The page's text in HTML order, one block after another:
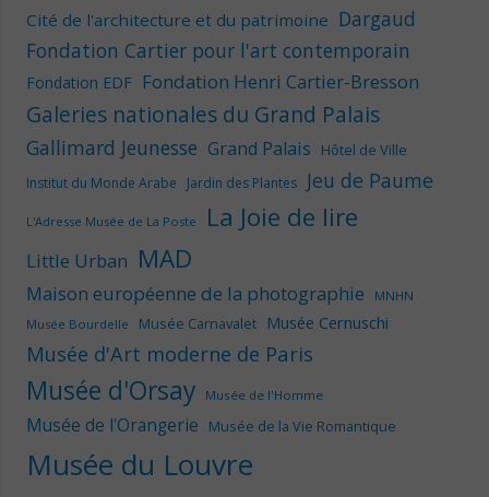
Cité de l'architecture et du patrimoine Dargaud
Fondation Cartier pour l'art contemporain
Fondation EDF Fondation Henri Cartier-Bresson
Galeries nationales du Grand Palais
Gallimard Jeunesse Grand Palais Hôtel de Ville
Institut du Monde Arabe Jardin des Plantes Jeu de Paume
L'Adresse Musée de La Poste La Joie de lire
Little Urban MAD
Maison européenne de la photographie
MNHN
Musée Bourdelle
Musée Carnavalet Musée Cernuschi
Musée d'Art moderne de Paris
Musée d'Orsay Musée de l'Homme
Musée de l'Orangerie Musée de la Vie Romantique
Musée du Louvre